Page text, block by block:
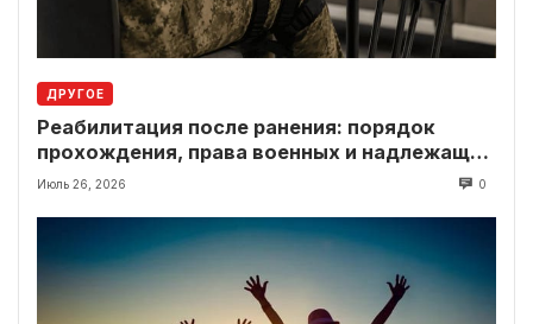
ДРУГОЕ
Реабилитация после ранения: порядок
прохождения, права военных и надлежащие
выплаты
Июль 26, 2026 0